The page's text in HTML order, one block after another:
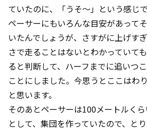
ていたのに、「うそ～」という感じで
ペーサーにもいろんな目安があって
いたんでしょうが、さすがに上げす
さで走ることはないとわかっていて
ると判断して、ハーフまでに追いつ
ことにしました。今思うとここはわ
と思います。
そのあとペーサーは100メートルく
として、集団を作っていたので、と